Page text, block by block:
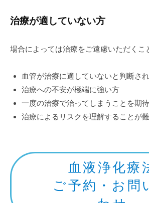
治療が適していない方
場合によっては治療をご遠慮いただくこ
血管が治療に適していないと判断さ
治療への不安が極端に強い方
一度の治療で治ってしまうことを期
治療によるリスクを理解することが
血液浄化療
ご予約・お問